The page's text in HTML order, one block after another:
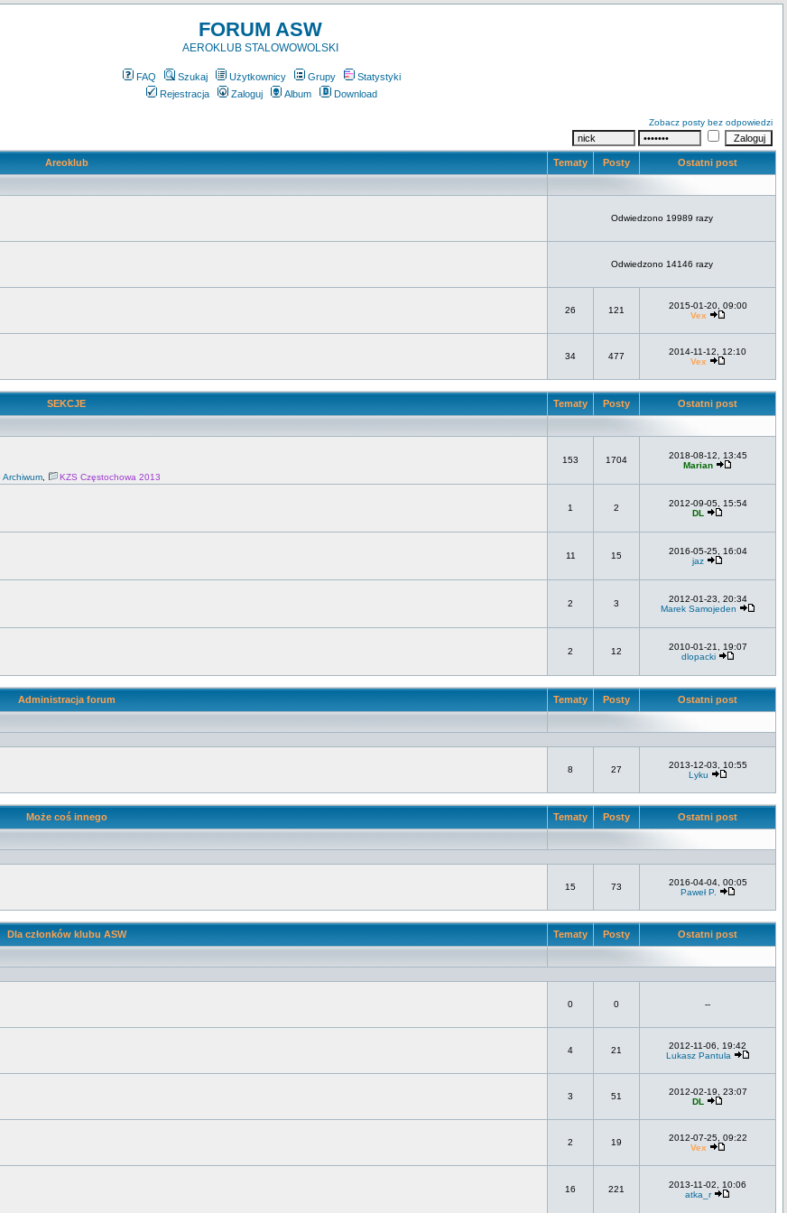
FORUM ASW
AEROKLUB STALOWOWOLSKI
FAQ Szukaj Użytkownicy Grupy
Statystyki
Rejestracja
Zaloguj Album Download
Zobacz posty bez odpowiedzi
Areoklub Tematy Posty Ostatni post
Odwiedzono 19989 razy
Odwiedzono 14146 razy
26
121
2015-01-20, 09:00
Vex
34 477
2014-11-12, 12:10
Vex
SEKCJE Tematy Posty Ostatni post
Archiwum KZS Częstochowa 2013
153 1704
2018-08-12, 13:45
Marian
1 2
2012-09-05, 15:54
DL
11 15
2016-05-25, 16:04
jaz
2 3
2012-01-23, 20:34
Marek Samojeden
2 12
2010-01-21, 19:07
dlopacki
Administracja forum Tematy Posty Ostatni post
8 27
2013-12-03, 10:55
Lyku
Może coś innego Tematy Posty Ostatni post
15
73
2016-04-04, 00:05
Paweł P.
Dla członków klubu ASW Tematy Posty Ostatni post
0 0 --
4
21
2012-11-06, 19:42
Lukasz Pantula
3
51
2012-02-19, 23:07
DL
2
19
2012-07-25, 09:22
Vex
16 221
2013-11-02, 10:06
atka_r